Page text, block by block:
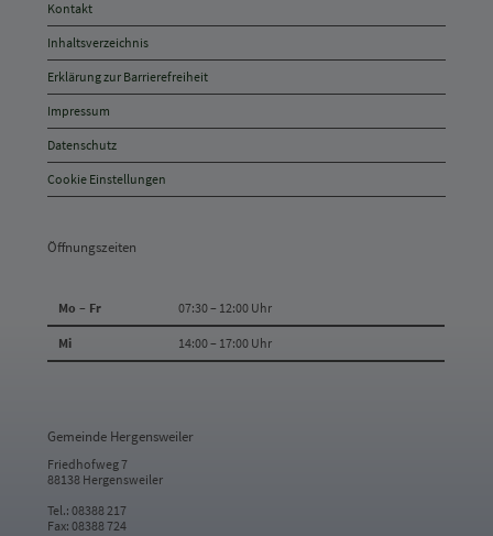
und
Anschrift
und
Kontakt
Kontakt
Inhaltsverzeichnis
Erklärung zur Barrierefreiheit
Impressum
Datenschutz
Cookie Einstellungen
Öffnungszeiten
Mo – Fr 07:30 – 12:00 Uhr
Mi 14:00 – 17:00 Uhr
Gemeinde Hergensweiler
Friedhofweg 7
88138 Hergensweiler
Tel.: 08388 217
Fax: 08388 724